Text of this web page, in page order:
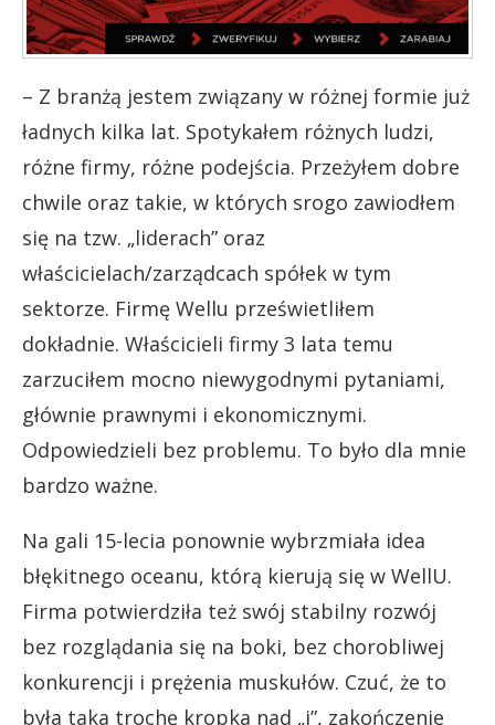
– Z branżą jestem związany w różnej formie już
ładnych kilka lat. Spotykałem różnych ludzi,
różne firmy, różne podejścia. Przeżyłem dobre
chwile oraz takie, w których srogo zawiodłem
się na tzw. „liderach” oraz
właścicielach/zarządcach spółek w tym
sektorze. Firmę Wellu prześwietliłem
dokładnie. Właścicieli firmy 3 lata temu
zarzuciłem mocno niewygodnymi pytaniami,
głównie prawnymi i ekonomicznymi.
Odpowiedzieli bez problemu. To było dla mnie
bardzo ważne.
Na gali 15-lecia ponownie wybrzmiała idea
błękitnego oceanu, którą kierują się w WellU.
Firma potwierdziła też swój stabilny rozwój
bez rozglądania się na boki, bez chorobliwej
konkurencji i prężenia muskułów. Czuć, że to
była taka trochę kropka nad „i”, zakończenie